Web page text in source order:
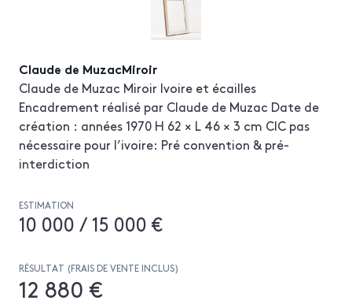
Claude de MuzacMiroir
Claude de Muzac Miroir Ivoire et écailles
Encadrement réalisé par Claude de Muzac Date de
création : années 1970 H 62 × L 46 × 3 cm CIC pas
nécessaire pour l’ivoire: Pré convention & pré-
interdiction
ESTIMATION
10 000 / 15 000 €
RÉSULTAT (FRAIS DE VENTE INCLUS)
12 880 €